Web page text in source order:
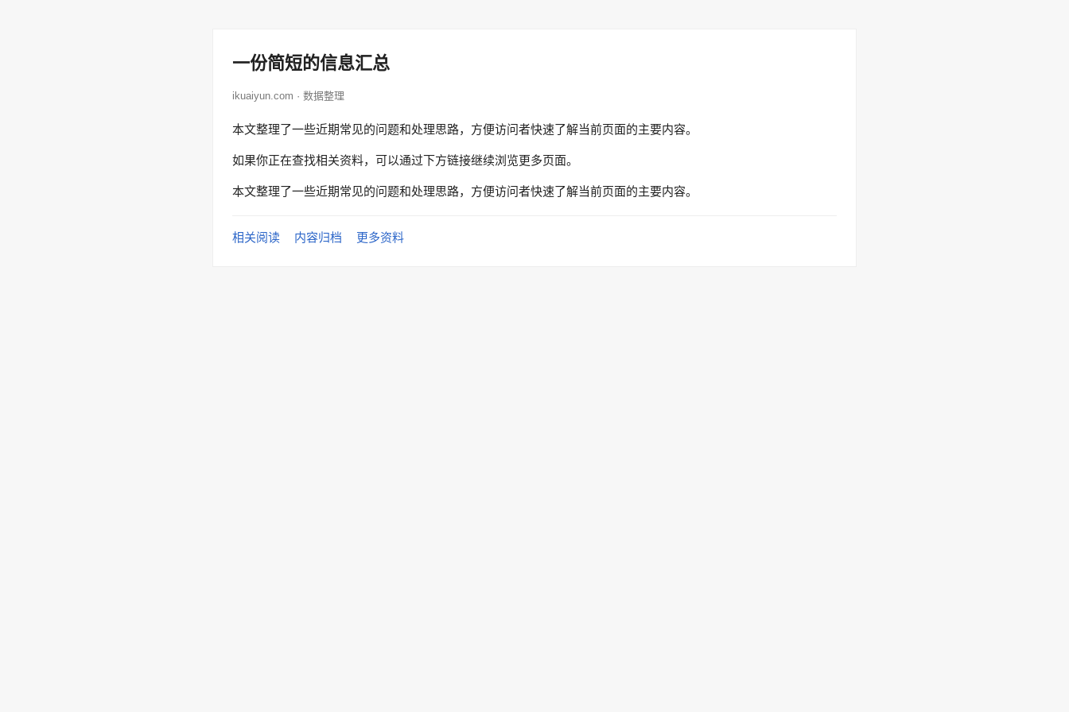
一份简短的信息汇总
ikuaiyun.com · 数据整理
本文整理了一些近期常见的问题和处理思路，方便访问者快速了解当前页面的主要内容。
如果你正在查找相关资料，可以通过下方链接继续浏览更多页面。
本文整理了一些近期常见的问题和处理思路，方便访问者快速了解当前页面的主要内容。
相关阅读 内容归档 更多资料